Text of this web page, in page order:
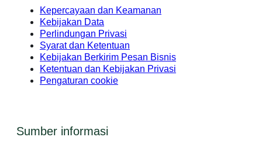
Kepercayaan dan Keamanan
Kebijakan Data
Perlindungan Privasi
Syarat dan Ketentuan
Kebijakan Berkirim Pesan Bisnis
Ketentuan dan Kebijakan Privasi
Pengaturan cookie
Sumber informasi